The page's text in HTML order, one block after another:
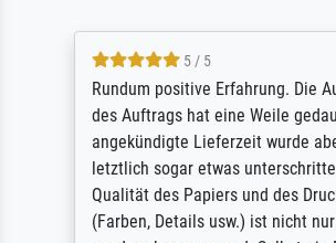
5 / 5
Rundum positive Erfahrung. Die
des Auftrags hat eine Weile
angekündigte Lieferzeit wurde
letztlich sogar etwas
Qualität des Papiers und des
(Farben, Details usw.) ist nicht